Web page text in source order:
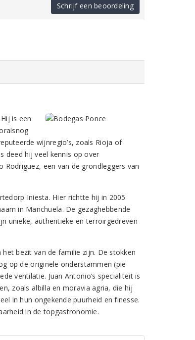
Schrijf een beoordeling
is een
wijnregio’s, zoals Rioja of
deed hij veel kennis op over
een van de grondleggers van
Iniesta. Hier richtte hij in 2005
in Manchuela. De gezaghebbende
unieke, authentieke en terroirgedreven
bezit van de familie zijn. De stokken
op de originele onderstammen (pie
ventilatie. Juan Antonio’s specialiteit is
zoals albilla en moravia agria, die hij
in hun ongekende puurheid en finesse.
in de topgastronomie.